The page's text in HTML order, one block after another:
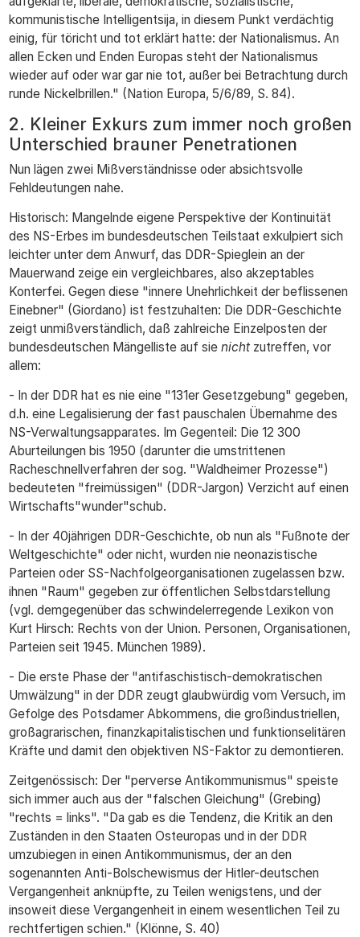
kommunistische Intelligentsija, in diesem Punkt verdächtig
einig, für töricht und tot erklärt hatte: der Nationalismus. An
allen Ecken und Enden Europas steht der Nationalismus
wieder auf oder war gar nie tot, außer bei Betrachtung durch
runde Nickelbrillen." (Nation Europa, 5/6/89, S. 84).
2. Kleiner Exkurs zum immer noch großen
Unterschied brauner Penetrationen
Nun lägen zwei Mißverständnisse oder absichtsvolle
Fehldeutungen nahe.
Historisch: Mangelnde eigene Perspektive der Kontinuität
des NS-Erbes im bundesdeutschen Teilstaat exkulpiert sich
leichter unter dem Anwurf, das DDR-Spieglein an der
Mauerwand zeige ein vergleichbares, also akzeptables
Konterfei. Gegen diese "innere Unehrlichkeit der beflissenen
Einebner" (Giordano) ist festzuhalten: Die DDR-Geschichte
zeigt unmißverständlich, daß zahlreiche Einzelposten der
bundesdeutschen Mängelliste auf sie nichtzutreffen, vor
allem:
- In der DDR hat es nie eine "131er Gesetzgebung" gegeben,
d.h. eine Legalisierung der fast pauschalen Übernahme des
NS-Verwaltungsapparates. Im Gegenteil: Die 12 300
Aburteilungen bis 1950 (darunter die umstrittenen
Racheschnellverfahren der sog. "Waldheimer Prozesse")
bedeuteten "freimüssigen" (DDR-Jargon) Verzicht auf einen
Wirtschafts"wunder"schub.
- In der 40jährigen DDR-Geschichte, ob nun als "Fußnote der
Weltgeschichte" oder nicht, wurden nie neonazistische
Parteien oder SS-Nachfolgeorganisationen zugelassen bzw.
ihnen "Raum" gegeben zur öffentlichen Selbstdarstellung
(vgl. demgegenüber das schwindelerregende Lexikon von
Kurt Hirsch: Rechts von der Union. Personen, Organisationen,
Parteien seit 1945. München 1989).
- Die erste Phase der "antifaschistisch-demokratischen
Umwälzung" in der DDR zeugt glaubwürdig vom Versuch, im
Gefolge des Potsdamer Abkommens, die großindustriellen,
großagrarischen, finanzkapitalistischen und funktionselitären
Kräfte und damit den objektiven NS-Faktor zu demontieren.
Zeitgenössisch: Der "perverse Antikommunismus" speiste
sich immer auch aus der "falschen Gleichung" (Grebing)
"rechts = links". "Da gab es die Tendenz, die Kritik an den
Zuständen in den Staaten Osteuropas und in der DDR
umzubiegen in einen Antikommunismus, der an den
sogenannten Anti-Bolschewismus der Hitler-deutschen
Vergangenheit anknüpfte, zu Teilen wenigstens, und der
insoweit diese Vergangenheit in einem wesentlichen Teil zu
rechtfertigen schien." (Klönne, S. 40)